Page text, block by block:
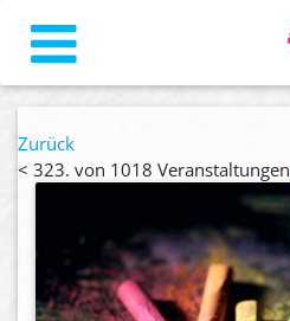
Zurück
< 323. von 1018 Veranstaltungen